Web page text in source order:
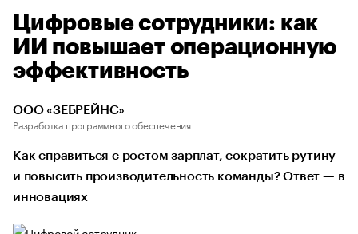
Цифровые сотрудники: как
ИИ повышает операционную
эффективность
ООО «ЗЕБРЕЙНС»
Разработка программного обеспечения
Как справиться с ростом зарплат, сократить рутину
и повысить производительность команды? Ответ — в
инновациях